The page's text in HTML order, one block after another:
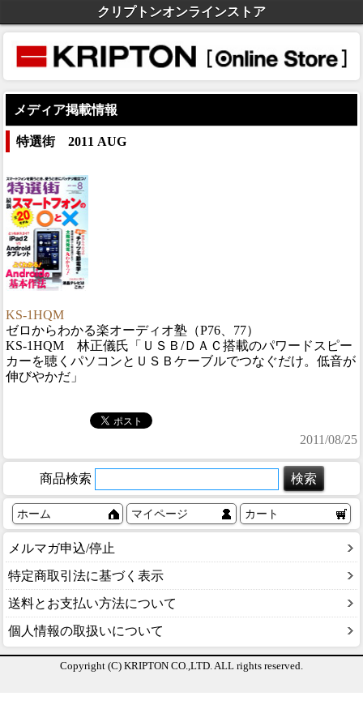
クリプトンオンラインストア
メディア掲載情報
特選街 2011 AUG
KS-1HQM
ゼロからわかる楽オーディオ塾（P76、77）
KS-1HQM 林正儀氏「ＵＳＢ/ＤＡＣ搭載のパワードスピー
カーを聴くパソコンとＵＳＢケーブルでつなぐだけ。低音が
伸びやかだ」
2011/08/25
商品検索
ホーム マイページ カート
メルマガ申込/停止
特定商取引法に基づく表示
送料とお支払い方法について
個人情報の取扱いについて
Copyright (C) KRIPTON CO.,LTD. ALL rights reserved.